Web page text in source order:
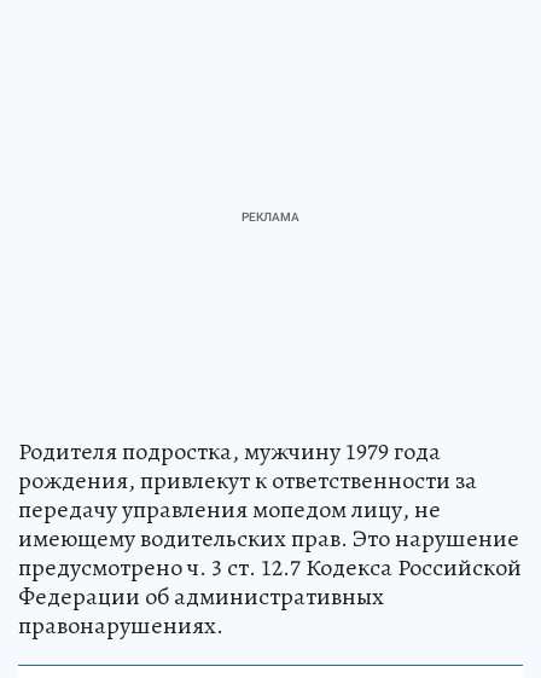
Родителя подростка, мужчину 1979 года
рождения, привлекут к ответственности за
передачу управления мопедом лицу, не
имеющему водительских прав. Это нарушение
предусмотрено ч. 3 ст. 12.7 Кодекса Российской
Федерации об административных
правонарушениях.